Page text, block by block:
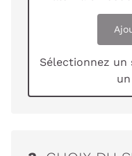
Sélectionnez